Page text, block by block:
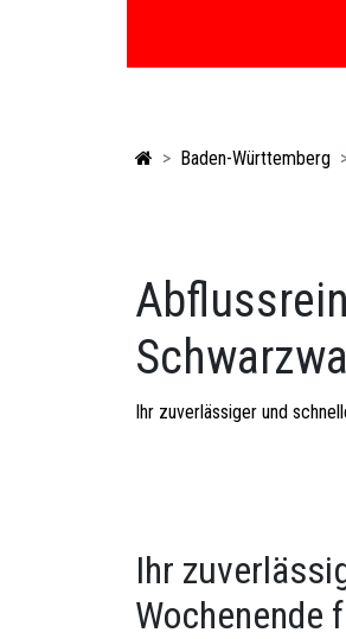
Baden-Württemberg
Ihr zuverlässiger und
Ihr
Wochenende